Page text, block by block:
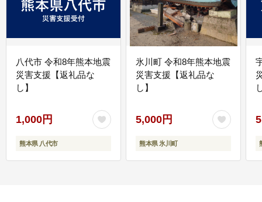
八代市 令和8年熊本地震
災害支援【返礼品な
し】
1,000円
熊本県 八代市
氷川町 令和8年熊本地震
災害支援【返礼品な
し】
5,000円
熊本県 氷川町